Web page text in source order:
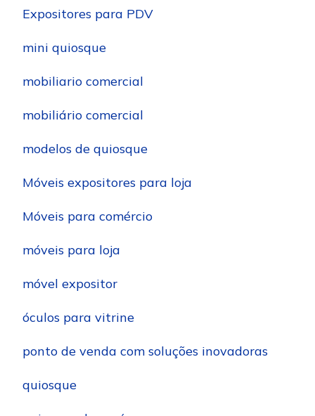
Expositores para PDV
mini quiosque
mobiliario comercial
mobiliário comercial
modelos de quiosque
Móveis expositores para loja
Móveis para comércio
móveis para loja
móvel expositor
óculos para vitrine
ponto de venda com soluções inovadoras
quiosque